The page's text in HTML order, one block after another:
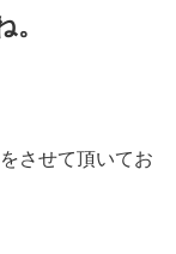
させて頂いてお